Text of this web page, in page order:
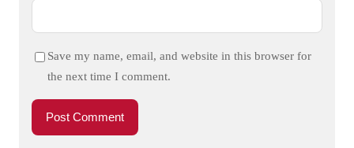
Save my name, email, and website in this browser for
the next time I comment.